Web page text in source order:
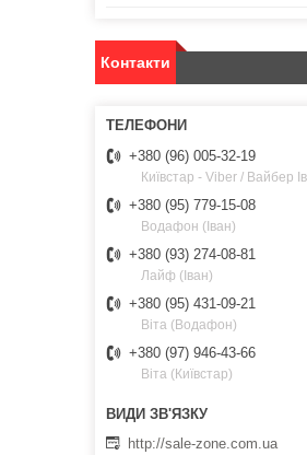
Контакти
+380 (96) 005-32-19
Київстар - Viber / Вайбер
+380 (95) 779-15-08
Водафон (Іван)
+380 (93) 274-08-81
Лайф (Іван)
+380 (95) 431-09-21
Віта (Водафон)
+380 (97) 946-43-66
Віта (Київстар)
http://sale-zone.com.ua